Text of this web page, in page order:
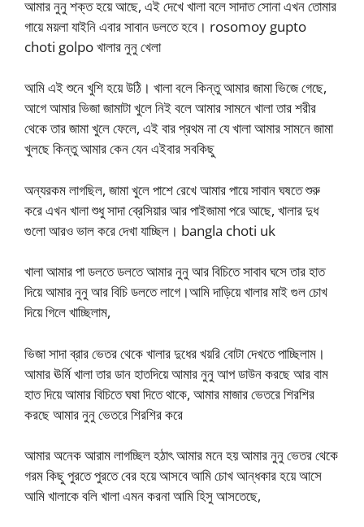
আমার নুনু শক্ত হয়ে আছে, এই দেখে খালা বলে সাদাত সোনা এখন তোমার
গায়ে ময়লা যাইনি এবার সাবান ডলতে হবে। rosomoy gupto
choti golpo খালার নুনু খেলা
আমি এই শুনে খুশি হয়ে উঠি। খালা বলে কিন্তু আমার জামা ভিজে গেছে,
আগে আমার ভিজা জামাটা খুলে নিই বলে আমার সামনে খালা তার শরীর
থেকে তার জামা খুলে ফেলে, এই বার প্রথম না যে খালা আমার সামনে জামা
খুলছে কিন্তু আমার কেন যেন এইবার সবকিছু
অন্যরকম লাগছিল, জামা খুলে পাশে রেখে আমার পায়ে সাবান ঘষতে শুরু
করে এখন খালা শুধু সাদা ব্রেসিয়ার আর পাইজামা পরে আছে, খালার দুধ
গুলো আরও ভাল করে দেখা যাচ্ছিল। bangla choti uk
খালা আমার পা ডলতে ডলতে আমার নুনু আর বিচিতে সাবাব ঘসে তার হাত
দিয়ে আমার নুনু আর বিচি ডলতে লাগে।আমি দাড়িয়ে খালার মাই গুল চোখ
দিয়ে গিলে খাচ্ছিলাম,
ভিজা সাদা ব্রার ভেতর থেকে খালার দুধের খয়রি বোটা দেখতে পাচ্ছিলাম।
আমার ঊর্মি খালা তার ডান হাতদিয়ে আমার নুনু আপ ডাউন করছে আর বাম
হাত দিয়ে আমার বিচিতে ঘষা দিতে থাকে, আমার মাজার ভেতরে শিরশির
করছে আমার নুনু ভেতরে শিরশির করে
আমার অনেক আরাম লাগচ্ছিল হঠাৎ আমার মনে হয় আমার নুনু ভেতর থেকে
গরম কিছু পুরতে পুরতে বের হয়ে আসবে আমি চোখ আন্ধকার হয়ে আসে
আমি খালাকে বলি খালা এমন করনা আমি হিসু আসতেছে,